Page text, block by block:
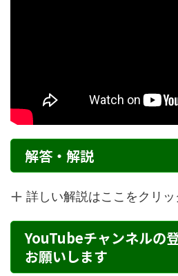
解答・解説
詳しい解説はここをクリッ
YouTubeチャンネルの
お願いします